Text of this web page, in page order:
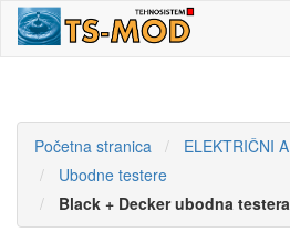
Početna stranica
ELEKTRIČNI
Ubodne testere
Black + Decker ubodna